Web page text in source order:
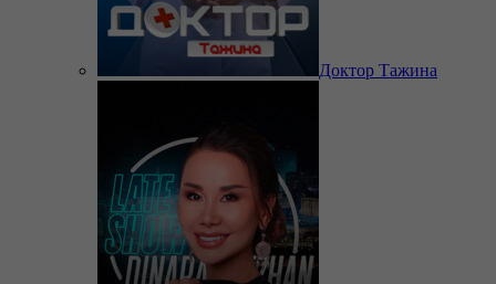
Доктор Тажина